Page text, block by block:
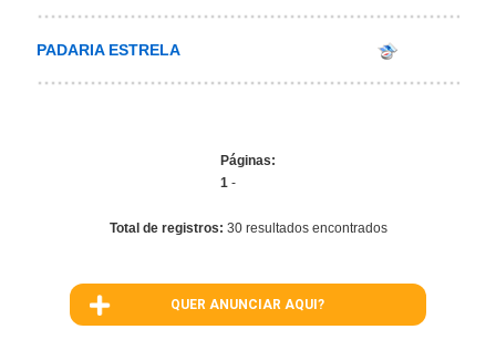
PADARIA ESTRELA
Páginas:
1 -
Total de registros: 30 resultados encontrados
QUER ANUNCIAR AQUI?